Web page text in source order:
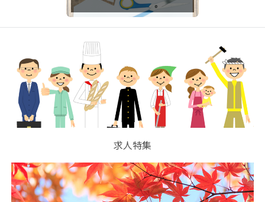
求人特集